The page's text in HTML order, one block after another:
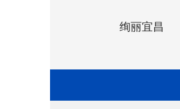
绚丽宜昌